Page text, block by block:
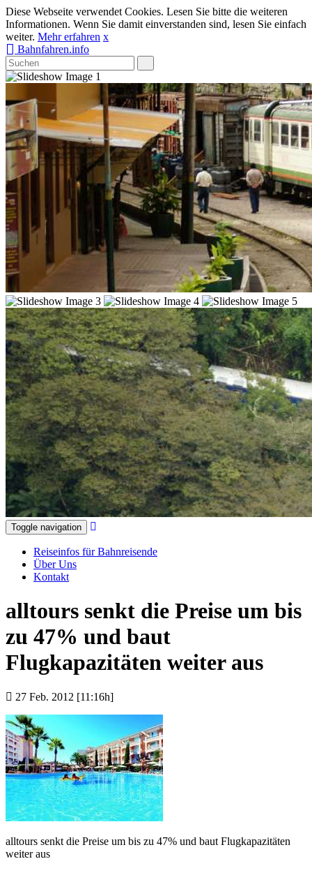
Diese Webseite verwendet Cookies. Lesen Sie bitte die weiteren
Informationen. Wenn Sie damit einverstanden sind, lesen Sie einfach
weiter. Mehr erfahren x
Bahnfahren.info
Toggle navigation
Reiseinfos für Bahnreisende
Über Uns
Kontakt
alltours senkt die Preise um bis
zu 47% und baut
Flugkapazitäten weiter aus
27 Feb. 2012 [11:16h]
alltours senkt die Preise um bis zu 47% und baut Flugkapazitäten
weiter aus